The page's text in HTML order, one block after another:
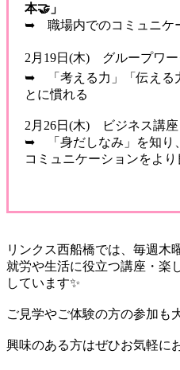
本🤝」
➥ 職場内でのコミュニケ
2月19日(木) グループワー
➥ 「考える力」「伝える
とに慣れる
2月26日(木) ビジネス講座
➥ 「身だしなみ」を知り
コミュニケーションをより
リンクス西船橋では、毎週木
就労や生活に役立つ講座・楽
しています✨️
ご見学やご体験の方の参加も
興味のある方はぜひお気軽に